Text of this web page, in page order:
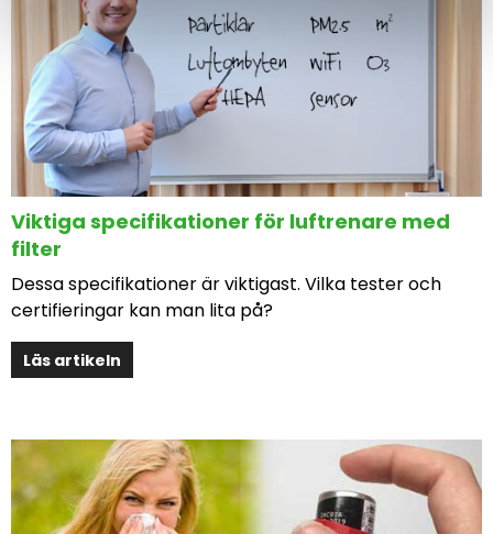
Viktiga specifikationer för luftrenare med
filter
Dessa specifikationer är viktigast. Vilka tester och
certifieringar kan man lita på?
Läs artikeln